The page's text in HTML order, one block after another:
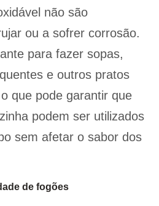
não são
ou a sofrer corrosão.
para fazer sopas,
e outros pratos
que pode garantir que
podem ser utilizados
sem afetar o sabor dos
de fogões